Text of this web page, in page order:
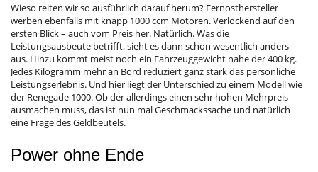
Wieso reiten wir so ausführlich darauf herum? Fernosthersteller
werben ebenfalls mit knapp 1000 ccm Motoren. Verlockend auf den
ersten Blick – auch vom Preis her. Natürlich. Was die
Leistungsausbeute betrifft, sieht es dann schon wesentlich anders
aus. Hinzu kommt meist noch ein Fahrzeuggewicht nahe der 400 kg.
Jedes Kilogramm mehr an Bord reduziert ganz stark das persönliche
Leistungserlebnis. Und hier liegt der Unterschied zu einem Modell wie
der Renegade 1000. Ob der allerdings einen sehr hohen Mehrpreis
ausmachen muss, das ist nun mal Geschmackssache und natürlich
eine Frage des Geldbeutels.
Power ohne Ende